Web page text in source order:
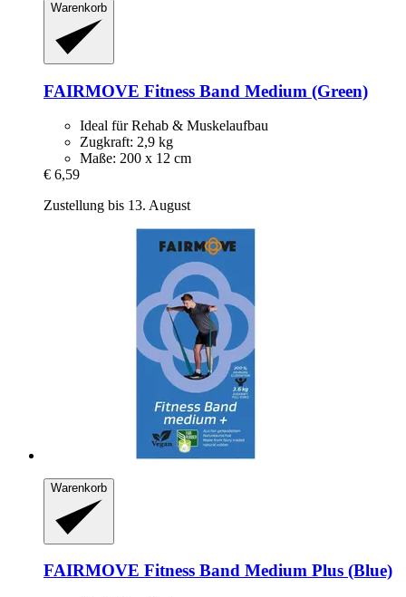
Warenkorb
FAIRMOVE Fitness Band Medium (Green)
Ideal für Rehab & Muskelaufbau
Zugkraft: 2,9 kg
Maße: 200 x 12 cm
€ 6,59
Zustellung bis 13. August
Warenkorb
FAIRMOVE Fitness Band Medium Plus (Blue)